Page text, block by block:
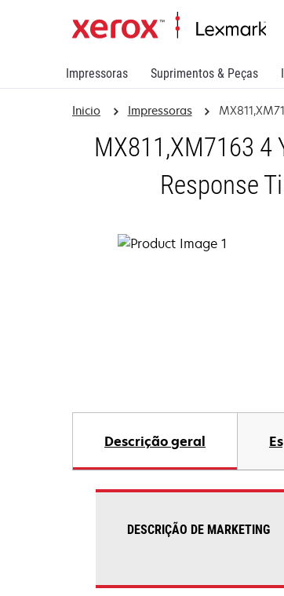
Impressoras Suprimentos & Peças
Inicio Impressoras
MX811,XM7163 4
Response
Descrição geral
DESCRIÇÃO DE MARKETING